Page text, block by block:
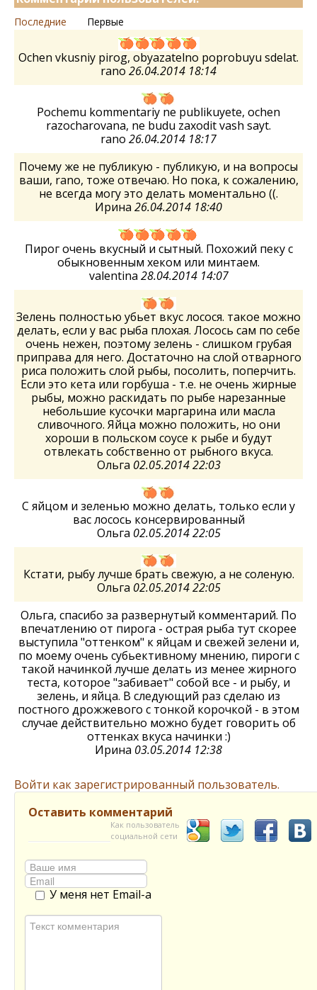
Последние Первые
Ochen vkusniy pirog, obyazatelno poprobuyu sdelat.
rano 26.04.2014 18:14
Pochemu kommentariy ne publikuyete, ochen
razocharovana, ne budu zaxodit vash sayt.
rano 26.04.2014 18:17
Почему же не публикую - публикую, и на вопросы
ваши, rano, тоже отвечаю. Но пока, к сожалению,
не всегда могу это делать моментально ((.
Ирина 26.04.2014 18:40
Пирог очень вкусный и сытный. Похожий пеку с
обыкновенным хеком или минтаем.
valentina 28.04.2014 14:07
Зелень полностью убьет вкус лосося. такое можно
делать, если у вас рыба плохая. Лосось сам по себе
очень нежен, поэтому зелень - слишком грубая
приправа для него. Достаточно на слой отварного
риса положить слой рыбы, посолить, поперчить.
Если это кета или горбуша - т.е. не очень жирные
рыбы, можно раскидать по рыбе нарезанные
небольшие кусочки маргарина или масла
сливочного. Яйца можно положить, но они
хороши в польском соусе к рыбе и будут
отвлекать собственно от рыбного вкуса.
Ольга 02.05.2014 22:03
С яйцом и зеленью можно делать, только если у
вас лосось консервированный
Ольга 02.05.2014 22:05
Кстати, рыбу лучше брать свежую, а не соленую.
Ольга 02.05.2014 22:05
Ольга, спасибо за развернутый комментарий. По
впечатлению от пирога - острая рыба тут скорее
выступила "оттенком" к яйцам и свежей зелени и,
по моему очень субьективному мнению, пироги с
такой начинкой лучше делать из менее жирного
теста, которое "забивает" собой все - и рыбу, и
зелень, и яйца. В следующий раз сделаю из
постного дрожжевого с тонкой корочкой - в этом
случае действительно можно будет говорить об
оттенках вкуса начинки :)
Ирина 03.05.2014 12:38
Войти как зарегистрированный пользователь.
Оставить комментарий
Как пользователь
социальной сети
У меня нет Email-а